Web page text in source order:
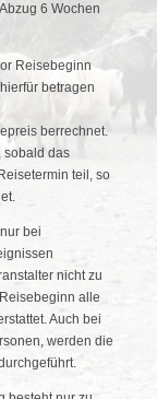
6 Wochen
Reisebeginn
betragen
berrechnet.
sobald das
teil, so
bei
nicht zu
alle
Auch bei
werden die